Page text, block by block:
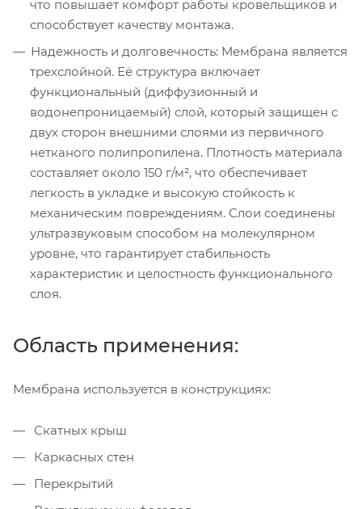
что повышает комфорт работы кровельщиков и
способствует качеству монтажа.
Надежность и долговечность: Мембрана является
трехслойной. Её структура включает
функциональный (диффузионный и
водонепроницаемый) слой, который защищен с
двух сторон внешними слоями из первичного
нетканого полипропилена. Плотность материала
составляет около 150 г/м², что обеспечивает
легкость в укладке и высокую стойкость к
механическим повреждениям. Слои соединены
ультразвуковым способом на молекулярном
уровне, что гарантирует стабильность
характеристик и целостность функционального
слоя.
Область применения:
Мембрана используется в конструкциях:
Скатных крыш
Каркасных стен
Перекрытий